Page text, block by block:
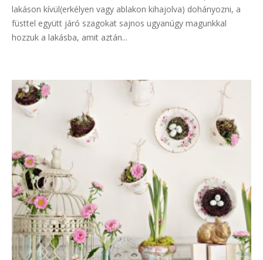
lakáson kívül(erkélyen vagy ablakon kihajolva) dohányozni, a
füsttel együtt járó szagokat sajnos ugyanúgy magunkkal
hozzuk a lakásba, amit aztán...